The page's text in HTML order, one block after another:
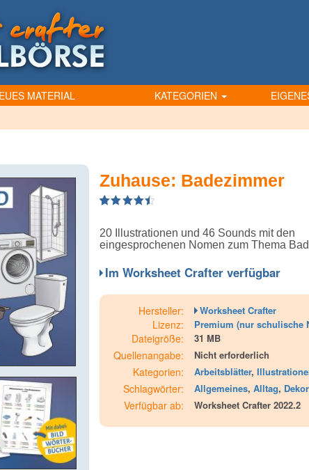
MATERIAL KATEGORIEN
Zuhause: Badezimmer
customer
ratings
20 Illustrationen und 46 Sounds mit den
eingesprochenen Nomen zum Thema
Im Worksheet Crafter verfügbar
Hersteller: Worksheet Crafter
Lizenz: Premium (nur schulische
Dateigröße: 31 MB
Quellenangabe: Nicht erforderlich
Kategorien: Arbeitsblätter,
Schlagwörter: Allgemeines, Alltag,
Verfügbar ab: Worksheet Crafter 2022.2